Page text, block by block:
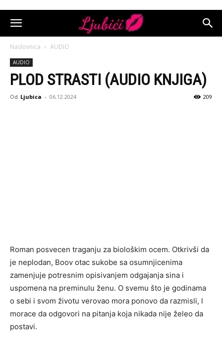
Naslovnica AUDIO
AUDIO
PLOD STRASTI (AUDIO KNJIGA)
Od Ljubica - 06.12.2024 209
Roman posvecen traganju za biološkim ocem. Otkrivši da
je neplodan, Boov otac sukobe sa osumnjicenima
zamenjuje potresnim opisivanjem odgajanja sina i
uspomena na preminulu ženu. O svemu što je godinama
o sebi i svom životu verovao mora ponovo da razmisli, l
morace da odgovori na pitanja koja nikada nije želeo da
postavi.